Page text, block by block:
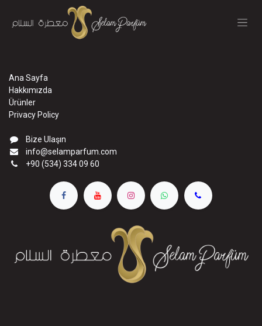
Ana Sayfa
Hakkımızda
Ürünler
Privacy Policy
Bize Ulaşın
info@selamparfum.com
+90 (534) 334 09 60